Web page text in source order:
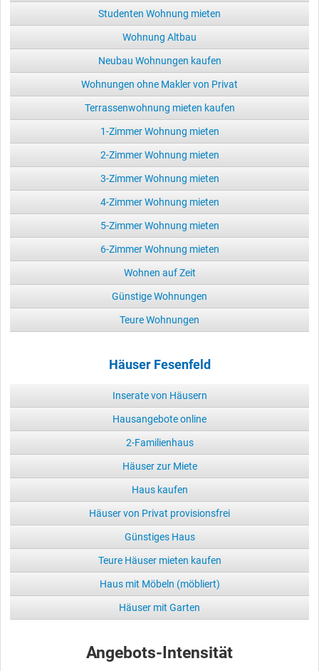
Studenten Wohnung mieten
Wohnung Altbau
Neubau Wohnungen kaufen
Wohnungen ohne Makler von Privat
Terrassenwohnung mieten kaufen
1-Zimmer Wohnung mieten
2-Zimmer Wohnung mieten
3-Zimmer Wohnung mieten
4-Zimmer Wohnung mieten
5-Zimmer Wohnung mieten
6-Zimmer Wohnung mieten
Wohnen auf Zeit
Günstige Wohnungen
Teure Wohnungen
Häuser Fesenfeld
Inserate von Häusern
Hausangebote online
2-Familienhaus
Häuser zur Miete
Haus kaufen
Häuser von Privat provisionsfrei
Günstiges Haus
Teure Häuser mieten kaufen
Haus mit Möbeln (möbliert)
Häuser mit Garten
Angebots-Intensität